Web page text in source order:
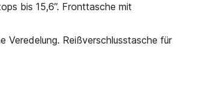
bis 15,6’’. Fronttasche mit
Veredelung. Reißverschlusstasche für